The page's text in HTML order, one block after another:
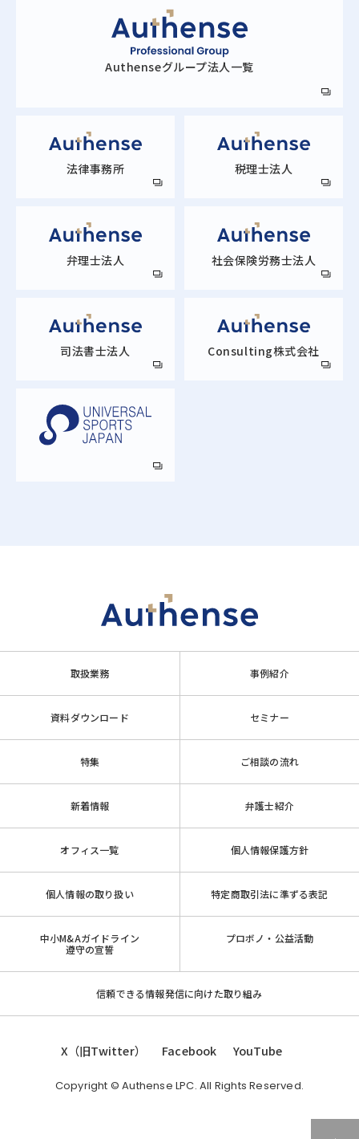
Authenseグループ法人一覧
法律事務所 税理士法人
弁理士法人 社会保険労務士法人
司法書士法人 Consulting株式会社
取扱業務 事例紹介
資料ダウンロード セミナー
特集 ご相談の流れ
新着情報 弁護士紹介
オフィス一覧 個人情報保護方針
個人情報の取り扱い 特定商取引法に準ずる表記
中小M&Aガイドライン
遵守の宣誓
プロボノ・公益活動
信頼できる情報発信に向けた取り組み
X（旧Twitter） Facebook YouTube
Copyright © Authense LPC. All Rights Reserved.